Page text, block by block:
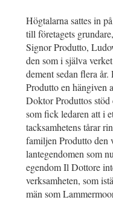
Högtalarna sattes in
till företagets
Signor Produtto,
den som i själva
dement sedan flera
Produtto en hängiven
Doktor Produttos
som fick ledaren att i
tacksamhetens tårar
familjen Produtto den
lantegendomen som
egendom Il Dottore
verksamheten, som
män som